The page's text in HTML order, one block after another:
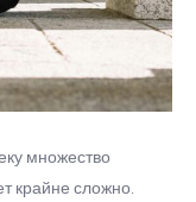
множество
крайне сложно.